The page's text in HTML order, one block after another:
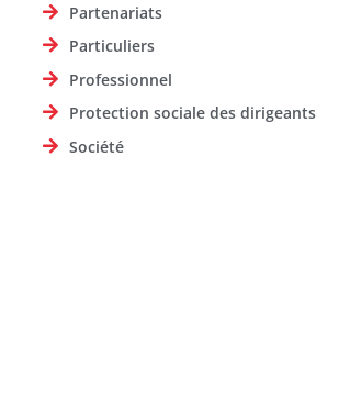
Partenariats
Particuliers
Professionnel
Protection sociale des dirigeants
Société